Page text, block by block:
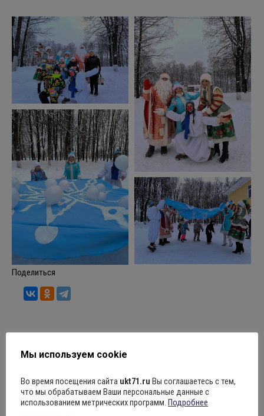
Поделиться
НавигацияПРЕДЫДУЩАЯ
Мы используем cookie
Во время посещения сайта ukt71.ru Вы соглашаетесь с тем,
что мы обрабатываем Ваши персональные данные с
использованием метрических программ. Подробнее